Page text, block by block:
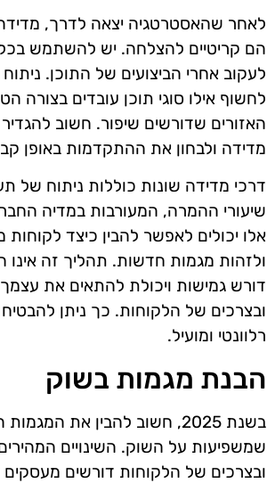
לאחר שהאסטרטגיה יצאה לדרך,
הם קריטיים להצלחה. יש להשתמש
לעקוב אחרי הביצועים של התוכן. ניתוח
לחשוף אילו סוגי תוכן עובדים בצורה
האזורים שדורשים שיפור. חשוב
מדידה ולבחון את ההתקדמות באופן
דרכי מדידה שונות כוללות ניתוח של
שיעורי ההמרה, המעורבות במדיה
אלו יכולים לאפשר להבין כיצד לקוחות
ולזהות מגמות חדשות. תהליך זה אינו
דורש גמישות ויכולת להתאים את עצמך
ובצרכים של הלקוחות. כך ניתן
רלוונטי ומועיל.
הבנת מגמות בשוק
בשנת 2025, חשוב להבין את
שמשפיעות על השוק. השינויים
ובצרכים של הלקוחות דורשים מעסקים